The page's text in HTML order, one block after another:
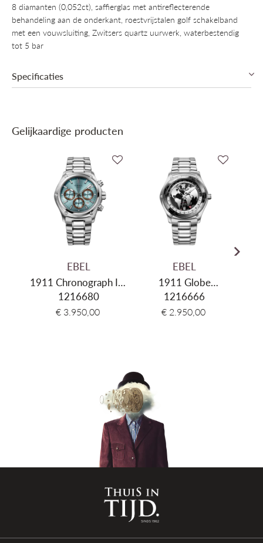
8 diamanten (0,052ct), saffierglas met antireflecterende
behandeling aan de onderkant, roestvrijstalen golf schakelband
met een vouwsluiting, Zwitsers quartz uurwerk, waterbestendig
tot 5 bar
Specificaties
Gelijkaardige producten
EBEL
1911 Chronograph Ice
Blue
1216680
€ 3.950,00
EBEL
1911 Globe
Automatic
1216666
€ 2.950,00